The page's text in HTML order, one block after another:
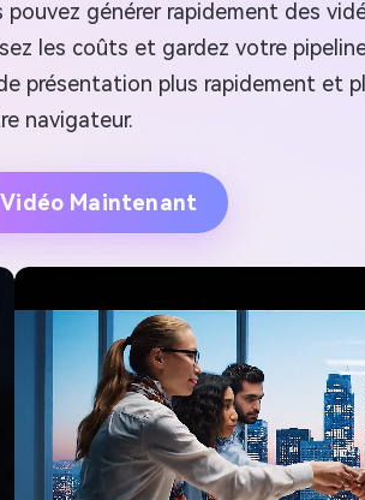
générer rapidement des
les coûts et gardez votre
présentation plus rapidement et
navigateur.
Maintenant